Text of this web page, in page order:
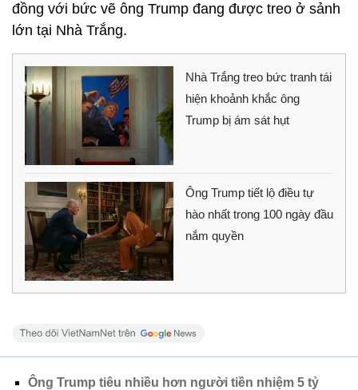
đồng với bức vẽ ông Trump đang được treo ở sảnh
lớn tại Nhà Trắng.
Nhà Trắng treo bức tranh tái
hiện khoảnh khắc ông
Trump bị ám sát hụt
Ông Trump tiết lộ điều tự
hào nhất trong 100 ngày đầu
nắm quyền
Ông Trump tiêu nhiều hơn người tiền nhiệm 5 tỷ